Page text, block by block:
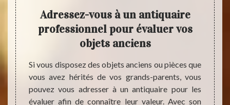
Adressez-vous à un antiquaire
professionnel pour évaluer vos
objets anciens
Si vous disposez des objets anciens ou pièces que
vous avez hérités de vos grands-parents, vous
pouvez vous adresser à un antiquaire pour les
évaluer afin de connaître leur valeur. Avec son
Si
qui
et